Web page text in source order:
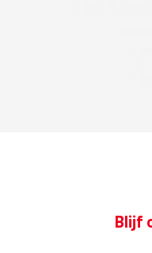
Blijf